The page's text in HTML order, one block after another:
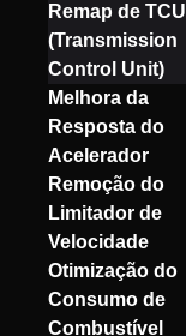
Remap de TCU
(Transmission
Control Unit)
Melhora da
Resposta do
Acelerador
Remoção do
Limitador de
Velocidade
Otimização do
Consumo de
Combustível